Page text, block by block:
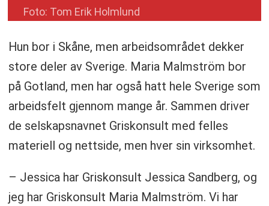
Foto: Tom Erik Holmlund
Hun bor i Skåne, men arbeidsområdet dekker
store deler av Sverige. Maria Malmström bor
på Gotland, men har også hatt hele Sverige som
arbeidsfelt gjennom mange år. Sammen driver
de selskapsnavnet Griskonsult med felles
materiell og nettside, men hver sin virksomhet.
– Jessica har Griskonsult Jessica Sandberg, og
jeg har Griskonsult Maria Malmström. Vi har